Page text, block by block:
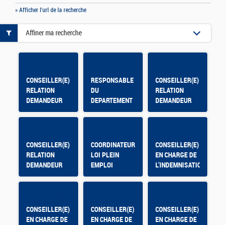
» Afficher l'url de la recherche
CONSEILLER(E)
RELATION
DEMANDEUR
D'EMPLOI -
RESPONSABLE
DU
DEPARTEMENT
ENVIRONNEMENT
DIRECTION
GENERALE
CONSEILLER(E)
RELATION
DEMANDEUR
D'EMPLOI -
CONSEILLER(E)
RELATION
DEMANDEUR
D'EMPLOI -
COORDINATEUR/(TRICE)
LOI PLEIN
EMPLOI
CONSEILLER(E)
EN CHARGE DE
L'INDEMNISATION
- MOURENX
CONSEILLER(E)
EN CHARGE DE
CONSEILLER(E)
EN CHARGE DE
CONSEILLER(E)
EN CHARGE DE
Affiner ma recherche